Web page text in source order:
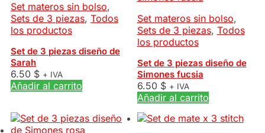
Set materos sin bolso,
Sets de 3 piezas, Todos
los productos
Set de 3 piezas diseño de
Sarah
6.50 $ + IVA
Añadir al carrito
Set materos sin bolso,
Sets de 3 piezas, Todos
los productos
Set de 3 piezas diseño de
Simones fucsia
6.50 $ + IVA
Añadir al carrito